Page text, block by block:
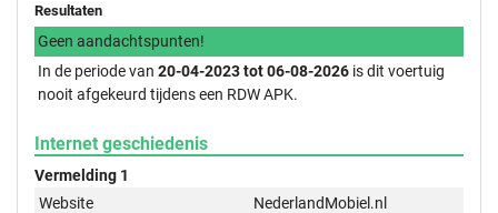
Resultaten
Geen aandachtspunten!
In de periode van 20-04-2023 tot 06-08-2026 is dit voertuig
nooit afgekeurd tijdens een RDW APK.
Internet geschiedenis
Vermelding 1
Website
NederlandMobiel.nl